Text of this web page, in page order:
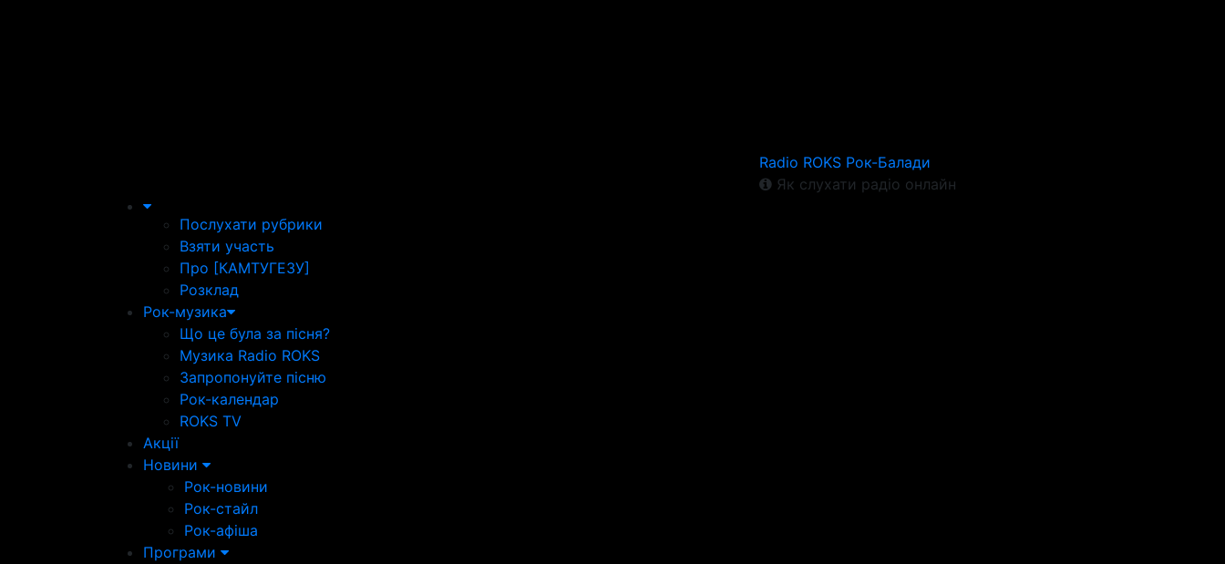
Radio ROKS Рок-Балади
Як слухати радіо онлайн
Послухати рубрики
Взяти участь
Про [КАМТУГЕЗУ]
Розклад
Рок-музика
Що це була за пісня?
Музика Radio ROKS
Запропонуйте пісню
Рок-календар
ROKS TV
Акції
Новини
Рок-новини
Рок-стайл
Рок-афіша
Програми